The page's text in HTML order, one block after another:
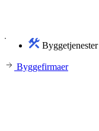
Byggetjenester
Byggefirmaer